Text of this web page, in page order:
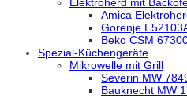
Elektroherd mit
Amica
Gorenje
Beko CSM
Spezial-Küchengeräte
Mikrowelle mit Grill
Severin MW
Bauknecht MW